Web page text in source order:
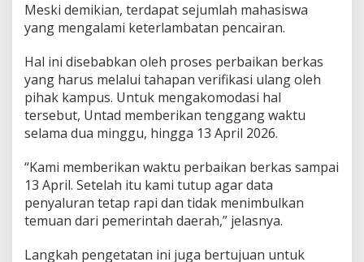
Meski demikian, terdapat sejumlah mahasiswa
yang mengalami keterlambatan pencairan.
Hal ini disebabkan oleh proses perbaikan berkas
yang harus melalui tahapan verifikasi ulang oleh
pihak kampus. Untuk mengakomodasi hal
tersebut, Untad memberikan tenggang waktu
selama dua minggu, hingga 13 April 2026.
“Kami memberikan waktu perbaikan berkas sampai
13 April. Setelah itu kami tutup agar data
penyaluran tetap rapi dan tidak menimbulkan
temuan dari pemerintah daerah,” jelasnya.
Langkah pengetatan ini juga bertujuan untuk